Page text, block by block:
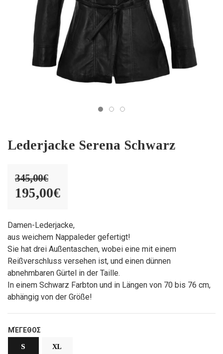
Lederjacke Serena Schwarz
345,00€
Ursprünglicher
war:
345,00€
195,00€
Preis
ist:
195,00€.
Damen-Lederjacke,
aus weichem Nappaleder gefertigt!
Sie hat drei Außentaschen, wobei eine mit einem
Reißverschluss versehen ist, und einen dünnen
abnehmbaren Gürtel in der Taille.
In einem Schwarz Farbton und in Längen von 70 bis 76 cm,
abhängig von der Größe!
ΜΈΓΕΘΟΣ
S XL